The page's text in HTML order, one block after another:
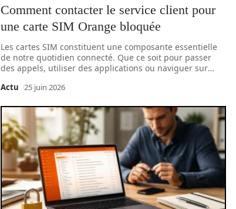
Comment contacter le service client pour
une carte SIM Orange bloquée
Les cartes SIM constituent une composante essentielle
de notre quotidien connecté. Que ce soit pour passer
des appels, utiliser des applications ou naviguer sur…
Actu 25 juin 2026